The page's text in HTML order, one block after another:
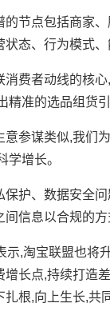
点包括商家、
态、行为模式
者动线的核心
精准的选品组货
谋类似,我们
学增长。
、数据安全问
信息以合规的
,淘宝联盟也将
长点,持续打造
根,向上生长,共